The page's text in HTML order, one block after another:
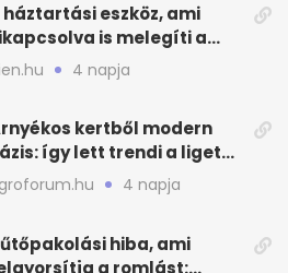
háztartási eszköz, ami
is melegíti a
4 napja
kertből modern
így lett trendi a ligetes
4 napja
hiba, ami
a romlást: